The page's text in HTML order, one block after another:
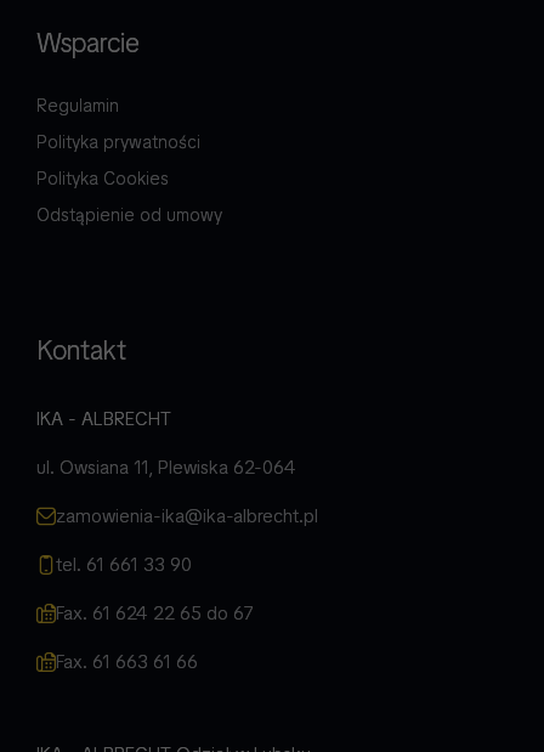
Wsparcie
Regulamin
Polityka prywatności
Polityka Cookies
Odstąpienie od umowy
Kontakt
IKA - ALBRECHT
ul. Owsiana 11, Plewiska 62-064
zamowienia-ika@ika-albrecht.pl
tel. 61 661 33 90
Fax. 61 624 22 65 do 67
Fax. 61 663 61 66